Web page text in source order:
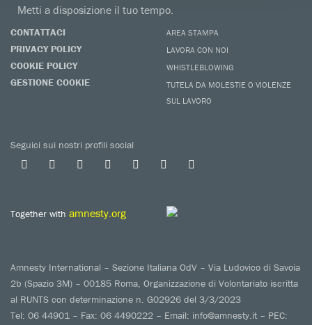
Metti a disposizione il tuo tempo.
CONTATTACI
PRIVACY POLICY
COOKIE POLICY
GESTIONE COOKIE
AREA STAMPA
LAVORA CON NOI
WHISTLEBLOWING
TUTELA DA MOLESTIE O VIOLENZE
SUL LAVORO
Seguici sui nostri profili social
Together with amnesty.org
Amnesty International – Sezione Italiana OdV – Via Ludovico di Savoia
2b (Spazio 3M) – 00185 Roma, Organizzazione di Volontariato iscritta
al RUNTS con determinazione n. G02926 del 3/3/2023
Tel: 06 44901 – Fax: 06 4490222 – Email: info@amnesty.it – PEC: